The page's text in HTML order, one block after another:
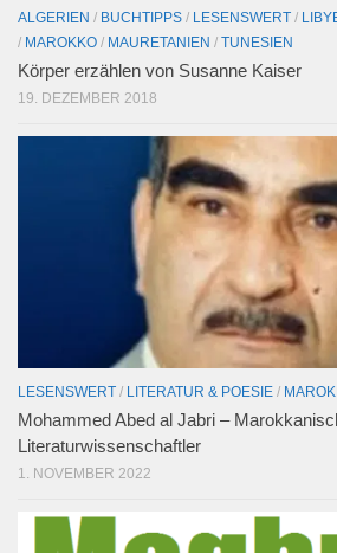
ALGERIEN / BUCHTIPPS / LESENSWERT /
/ MAROKKO / MAURETANIEN / TUNESIEN
Körper erzählen von Susanne Kaiser
19. DEZEMBER 2018
LESENSWERT / LITERATUR & POESIE /
Mohammed Abed al Jabri –
Literaturwissenschaftler
1. NOVEMBER 2022